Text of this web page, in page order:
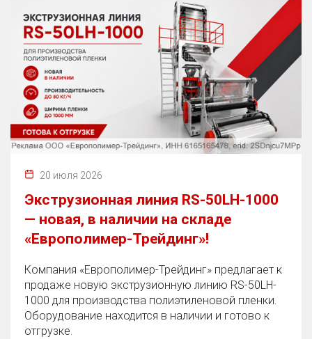
20 июля 2026
Экструзионная линия RS-50LH-1000
— новая, в наличии на складе
«Европолимер-Трейдинг»!
Компания «Европолимер-Трейдинг» предлагает к
продаже новую экструзионную линию RS-50LH-
1000 для производства полиэтиленовой пленки.
Оборудование находится в наличии и готово к
отгрузке.